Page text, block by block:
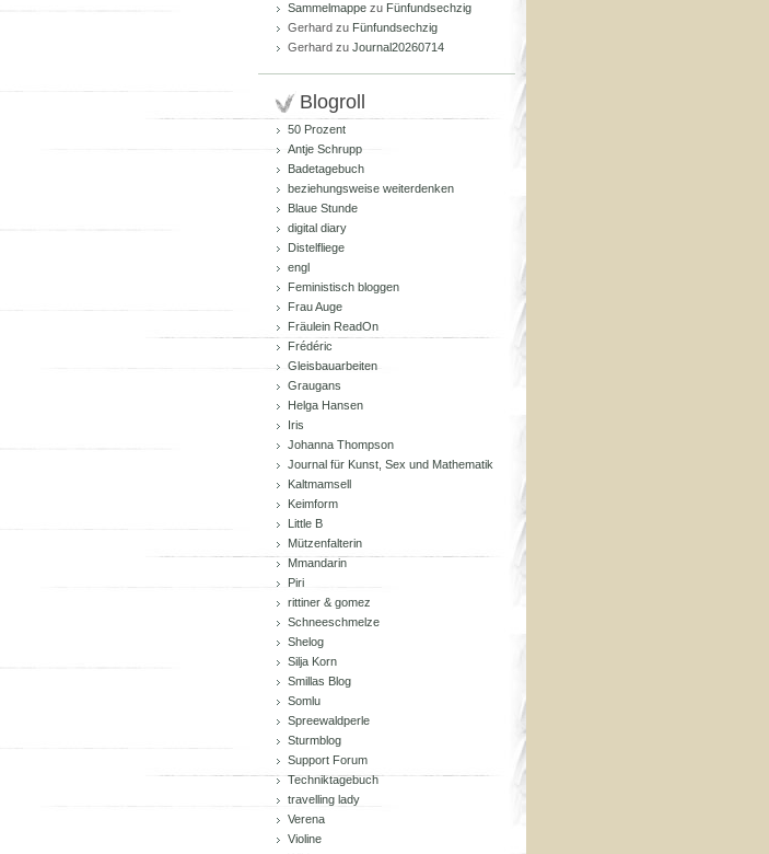
Sammelmappe zu Fünfundsechzig
Gerhard zu Fünfundsechzig
Gerhard zu Journal20260714
Blogroll
50 Prozent
Antje Schrupp
Badetagebuch
beziehungsweise weiterdenken
Blaue Stunde
digital diary
Distelfliege
engl
Feministisch bloggen
Frau Auge
Fräulein ReadOn
Frédéric
Gleisbauarbeiten
Graugans
Helga Hansen
Iris
Johanna Thompson
Journal für Kunst, Sex und Mathematik
Kaltmamsell
Keimform
Little B
Mützenfalterin
Mmandarin
Piri
rittiner & gomez
Schneeschmelze
Shelog
Silja Korn
Smillas Blog
Somlu
Spreewaldperle
Sturmblog
Support Forum
Techniktagebuch
travelling lady
Verena
Violine